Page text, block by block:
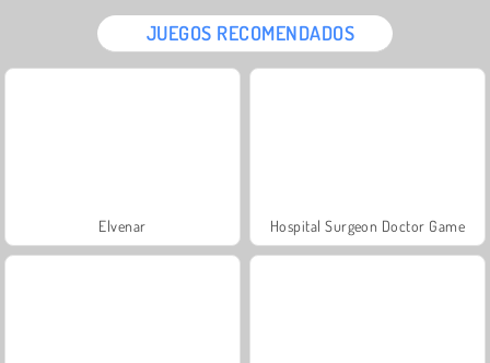
JUEGOS RECOMENDADOS
Elvenar Hospital Surgeon Doctor Game